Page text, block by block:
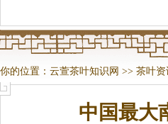
你的位置： 云萱茶叶知识网 >> 茶叶资
中国最大